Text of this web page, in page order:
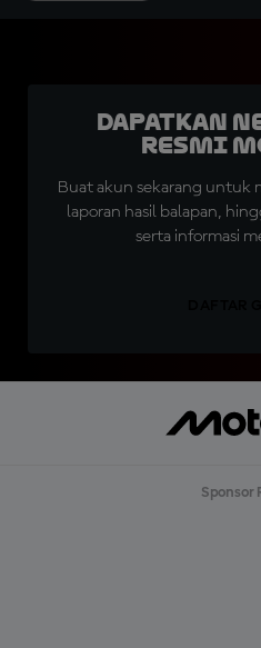
Dapatkan
Resmi
Buat akun sekarang untuk
laporan hasil balapan,
serta informasi
Sponsor